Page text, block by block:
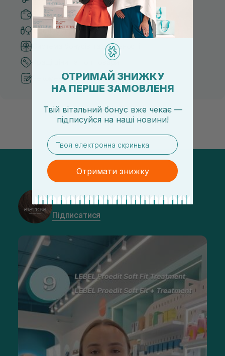
Безпечні способи оплати
Тільки оригінальна косметика
Система бонусів та лояльності
Кращі ціни та топ товари
Рекомендації від косметологів
@sisters_stelmakh в Instagram
Підписатися
ОТРИМАЙ ЗНИЖКУ
НА ПЕРШЕ ЗАМОВЛЕНЯ
Твій вітальний бонус вже чекає —
підписуйся на наші новини!
email
Отримати знижку